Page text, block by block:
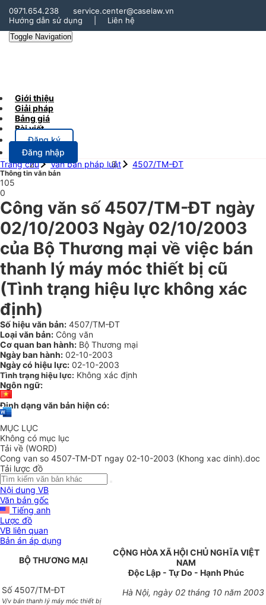
0971.654.238
service.center@caselaw.vn
Hướng dẫn sử dụng
Liên hệ
Toggle Navigation
Giới thiệu
Giải pháp
Bảng giá
Bài viết
Đăng ký
Đăng nhập
Trang chủ
Văn bản pháp luật 4507/TM-ĐT
Thông tin văn bản
105
0
Công văn số 4507/TM-ĐT ngày
02/10/2003 Ngày 02/10/2003
của Bộ Thương mại về việc bán
thanh lý máy móc thiết bị cũ
(Tình trạng hiệu lực không xác
định)
Số hiệu văn bản: 4507/TM-ĐT
Loại văn bản: Công văn
Cơ quan ban hành: Bộ Thương mại
Ngày ban hành: 02-10-2003
Ngày có hiệu lực: 02-10-2003
Tình trạng hiệu lực: Không xác định
Ngôn ngữ:
Định dạng văn bản hiện có:
MỤC LỤC
Không có mục lục
Tải về (WORD)
Cong van so 4507-TM-DT ngay 02-10-2003 (Khong xac dinh).doc
Tải lược đồ
Nội dung VB
Văn bản gốc
Tiếng anh
Lược đồ
VB liên quan
Bản án áp dụng
BỘ THƯƠNG MẠI
CỘNG HÒA XÃ HỘI CHỦ NGHĨA VIỆT
NAM
Độc Lập - Tự Do - Hạnh Phúc
Số 4507/TM-ĐT
V/v bán thanh lý máy móc thiết bị
Hà Nội, ngày 02 tháng 10 năm 2003